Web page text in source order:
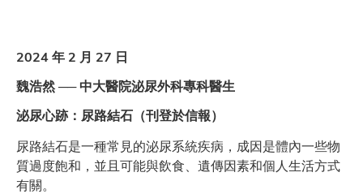
2024 年 2 月 27 日
魏浩然 ── 中大醫院泌尿外科專科醫生
泌尿心跡：尿路結石（刊登於信報）
尿路結石是一種常見的泌尿系統疾病，成因是體內一些物
質過度飽和，並且可能與飲食、遺傳因素和個人生活方式
有關。